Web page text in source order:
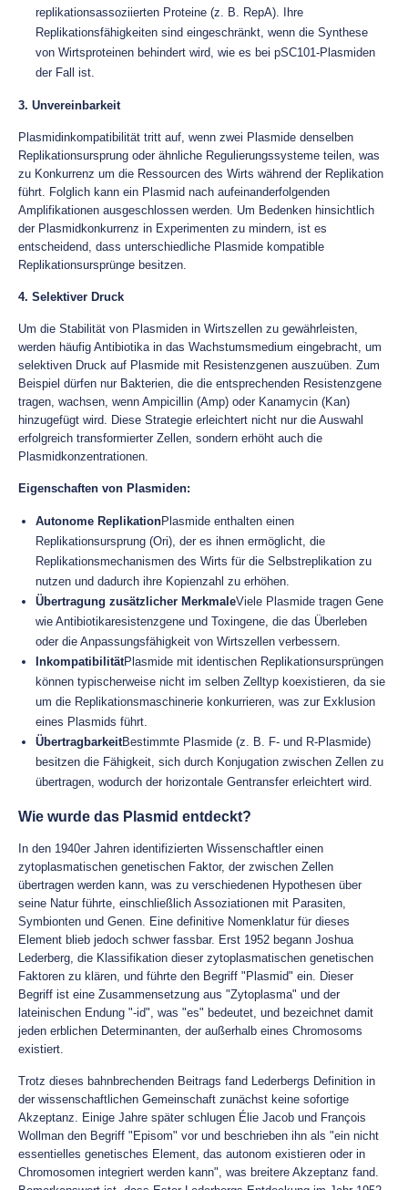
replikationsassoziierten Proteine (z. B. RepA). Ihre
Replikationsfähigkeiten sind eingeschränkt, wenn die Synthese
von Wirtsproteinen behindert wird, wie es bei pSC101-Plasmiden
der Fall ist.
3. Unvereinbarkeit
Plasmidinkompatibilität tritt auf, wenn zwei Plasmide denselben
Replikationsursprung oder ähnliche Regulierungssysteme teilen, was
zu Konkurrenz um die Ressourcen des Wirts während der Replikation
führt. Folglich kann ein Plasmid nach aufeinanderfolgenden
Amplifikationen ausgeschlossen werden. Um Bedenken hinsichtlich
der Plasmidkonkurrenz in Experimenten zu mindern, ist es
entscheidend, dass unterschiedliche Plasmide kompatible
Replikationsursprünge besitzen.
4. Selektiver Druck
Um die Stabilität von Plasmiden in Wirtszellen zu gewährleisten,
werden häufig Antibiotika in das Wachstumsmedium eingebracht, um
selektiven Druck auf Plasmide mit Resistenzgenen auszuüben. Zum
Beispiel dürfen nur Bakterien, die die entsprechenden Resistenzgene
tragen, wachsen, wenn Ampicillin (Amp) oder Kanamycin (Kan)
hinzugefügt wird. Diese Strategie erleichtert nicht nur die Auswahl
erfolgreich transformierter Zellen, sondern erhöht auch die
Plasmidkonzentrationen.
Eigenschaften von Plasmiden:
Autonome ReplikationPlasmide enthalten einen
Replikationsursprung (Ori), der es ihnen ermöglicht, die
Replikationsmechanismen des Wirts für die Selbstreplikation zu
nutzen und dadurch ihre Kopienzahl zu erhöhen.
Übertragung zusätzlicher MerkmaleViele Plasmide tragen Gene
wie Antibiotikaresistenzgene und Toxingene, die das Überleben
oder die Anpassungsfähigkeit von Wirtszellen verbessern.
InkompatibilitätPlasmide mit identischen Replikationsursprüngen
können typischerweise nicht im selben Zelltyp koexistieren, da sie
um die Replikationsmaschinerie konkurrieren, was zur Exklusion
eines Plasmids führt.
ÜbertragbarkeitBestimmte Plasmide (z. B. F- und R-Plasmide)
besitzen die Fähigkeit, sich durch Konjugation zwischen Zellen zu
übertragen, wodurch der horizontale Gentransfer erleichtert wird.
Wie wurde das Plasmid entdeckt?
In den 1940er Jahren identifizierten Wissenschaftler einen
zytoplasmatischen genetischen Faktor, der zwischen Zellen
übertragen werden kann, was zu verschiedenen Hypothesen über
seine Natur führte, einschließlich Assoziationen mit Parasiten,
Symbionten und Genen. Eine definitive Nomenklatur für dieses
Element blieb jedoch schwer fassbar. Erst 1952 begann Joshua
Lederberg, die Klassifikation dieser zytoplasmatischen genetischen
Faktoren zu klären, und führte den Begriff "Plasmid" ein. Dieser
Begriff ist eine Zusammensetzung aus "Zytoplasma" und der
lateinischen Endung "-id", was "es" bedeutet, und bezeichnet damit
jeden erblichen Determinanten, der außerhalb eines Chromosoms
existiert.
Trotz dieses bahnbrechenden Beitrags fand Lederbergs Definition in
der wissenschaftlichen Gemeinschaft zunächst keine sofortige
Akzeptanz. Einige Jahre später schlugen Élie Jacob und François
Wollman den Begriff "Episom" vor und beschrieben ihn als "ein nicht
essentielles genetisches Element, das autonom existieren oder in
Chromosomen integriert werden kann", was breitere Akzeptanz fand.